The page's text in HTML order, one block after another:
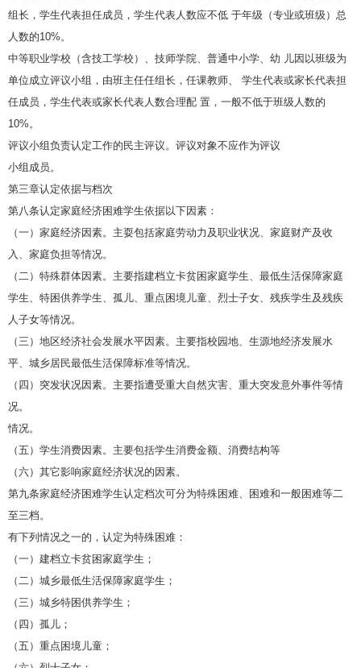
组长，学生代表担任成员，学生代表人数应不低 于年级（专业或班级）总
人数的10%。
中等职业学校（含技工学校）、技师学院、普通中小学、幼 儿因以班级为
单位成立评议小组，由班主任任组长，任课教师、 学生代表或家长代表担
任成员，学生代表或家长代表人数合理配 置，一般不低于班级人数的
10%。
评议小组负责认定工作的民主评议。评议对象不应作为评议
小组成员。
第三章认定依据与档次
第八条认定家庭经济困难学生依据以下因素：
（一）家庭经济因素。主耍包括家庭劳动力及职业状况、家庭财产及收
入、家庭负担等情况。
（二）特殊群体因素。主要指建档立卡贫困家庭学生、最低生活保障家庭
学生、特困供养学生、孤儿、重点困境儿童、烈士子女、残疾学生及残疾
人子女等情况。
（三）地区经济社会发展水平因素。主要指校园地、生源地经济发展水
平、城乡居民最低生活保障标准等情况。
（四）突发状况因素。主要指遭受重大自然灾害、重大突发意外事件等情
况。
情况。
（五）学生消费因素。主要包括学生消费金额、消费结构等
（六）其它影响家庭经济状况的因素。
第九条家庭经济困难学生认定档次可分为特殊困难、困难和一般困难等二
至三档。
有下列情况之一的，认定为特殊困难：
（一）建档立卡贫困家庭学生；
（二）城乡最低生活保障家庭学生；
（三）城乡特困供养学生；
（四）孤儿；
（五）重点困境儿童；